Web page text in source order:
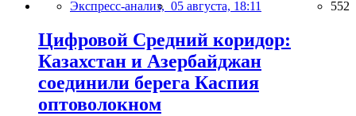
Экспресс-анализ, 05 августа, 18:11 552
Цифровой Средний коридор:
Казахстан и Азербайджан
соединили берега Каспия
оптоволокном